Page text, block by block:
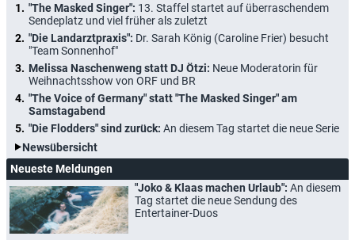
"The Masked Singer": 13. Staffel startet auf überraschendem
Sendeplatz und viel früher als zuletzt
"Die Landarztpraxis": Dr. Sarah König (Caroline Frier) besucht
"Team Sonnenhof"
Melissa Naschenweng statt DJ Ötzi: Neue Moderatorin für
Weihnachtsshow von ORF und BR
"The Voice of Germany" statt "The Masked Singer" am
Samstagabend
"Die Flodders" sind zurück: An diesem Tag startet die neue Serie
Newsübersicht
Neueste Meldungen
"Joko & Klaas machen Urlaub": An diesem
Tag startet die neue Sendung des
Entertainer-Duos